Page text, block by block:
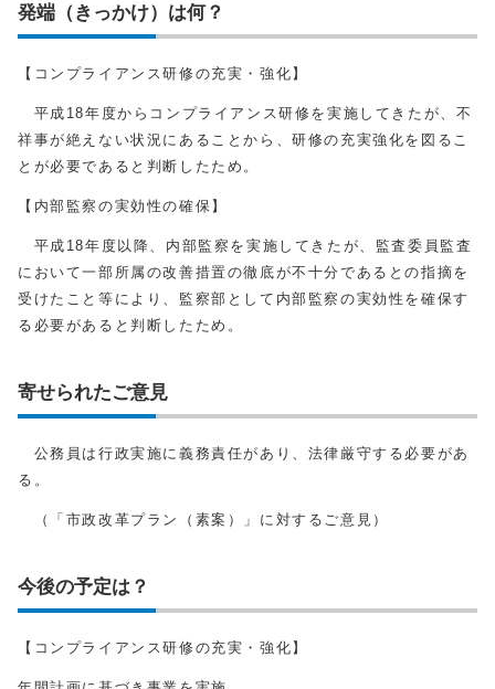
発端（きっかけ）は何？
【コンプライアンス研修の充実・強化】
平成18年度からコンプライアンス研修を実施してきたが、不
祥事が絶えない状況にあることから、研修の充実強化を図るこ
とが必要であると判断したため。
【内部監察の実効性の確保】
平成18年度以降、内部監察を実施してきたが、監査委員監査
において一部所属の改善措置の徹底が不十分であるとの指摘を
受けたこと等により、監察部として内部監察の実効性を確保す
る必要があると判断したため。
寄せられたご意見
公務員は行政実施に義務責任があり、法律厳守する必要があ
る。
（「市政改革プラン（素案）」に対するご意見）
今後の予定は？
【コンプライアンス研修の充実・強化】